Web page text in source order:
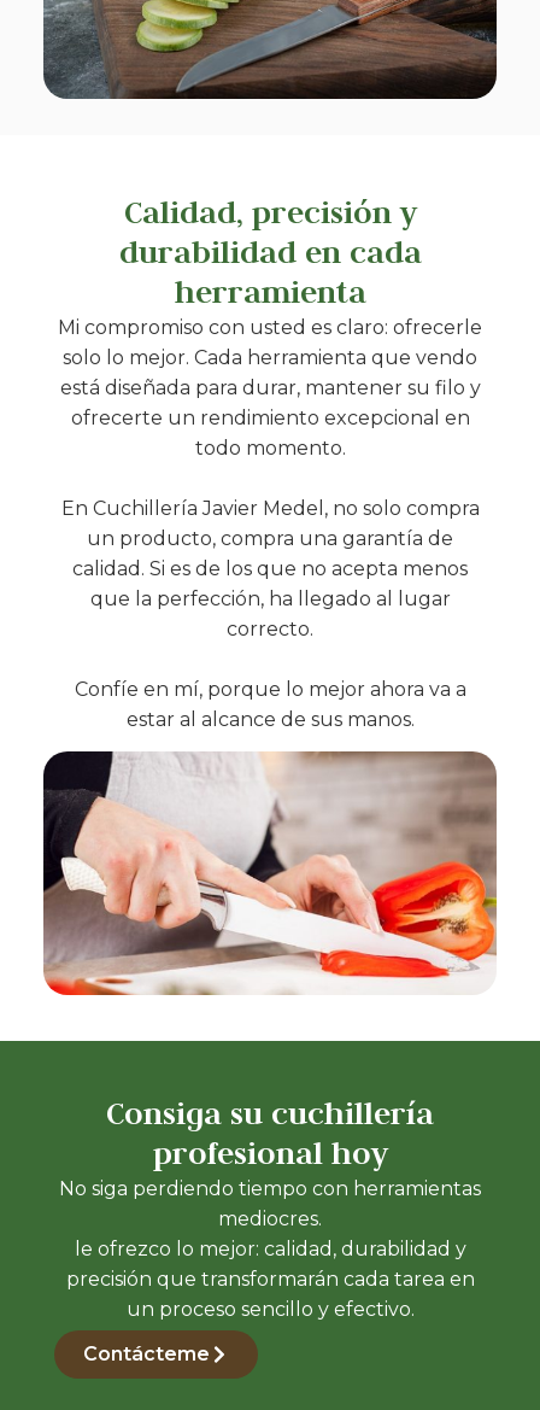
Calidad, precisión y
durabilidad en cada
herramienta
Mi compromiso con usted es claro: ofrecerle
solo lo mejor. Cada herramienta que vendo
está diseñada para durar, mantener su filo y
ofrecerte un rendimiento excepcional en
todo momento.
En Cuchillería Javier Medel, no solo compra
un producto, compra una garantía de
calidad. Si es de los que no acepta menos
que la perfección, ha llegado al lugar
correcto.
Confíe en mí, porque lo mejor ahora va a
estar al alcance de sus manos.
Consiga su cuchillería
profesional hoy
No siga perdiendo tiempo con herramientas
mediocres.
le ofrezco lo mejor: calidad, durabilidad y
precisión que transformarán cada tarea en
un proceso sencillo y efectivo.
Contácteme